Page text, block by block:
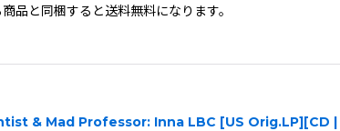
品と同梱すると送料無料になります。
& Mad Professor: Inna LBC [US Orig.LP][CD |